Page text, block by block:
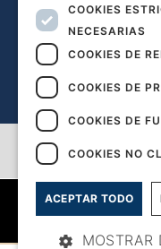
COOKIES
NECESARIAS
COOKIES DE
COOKIES DE
COOKIES DE
COOKIES NO
ACEPTAR TODO
MOSTRAR